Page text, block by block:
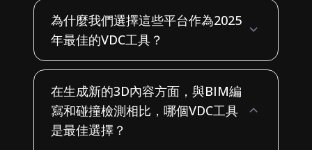
為什麼我們選擇這些平台作為2025
年最佳的VDC工具？
在生成新的3D內容方面，與BIM編
寫和碰撞檢測相比，哪個VDC工具
是最佳選擇？